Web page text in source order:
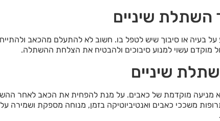
השתלת שיניים
בעיה או סיבוך שיש לטפל בו. חשוב לא להתעלם מהכאב
מוקדם עשוי למנוע סיבוכים ולהבטיח את הצלחת ההשתלה.
שיניים
מניעה מוקדמת של כאבים. על מנת להפחית את הכאב לאחר
משככי כאבים ואנטיביוטיקה בזמן, מנוחה מספקת ושמירה על